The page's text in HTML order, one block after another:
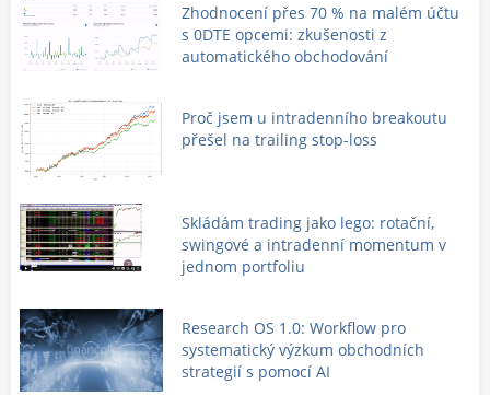
Zhodnocení přes 70 % na malém účtu
s 0DTE opcemi: zkušenosti z
automatického obchodování
Proč jsem u intradenního breakoutu
přešel na trailing stop-loss
Skládám trading jako lego: rotační,
swingové a intradenní momentum v
jednom portfoliu
Research OS 1.0: Workflow pro
systematický výzkum obchodních
strategií s pomocí AI